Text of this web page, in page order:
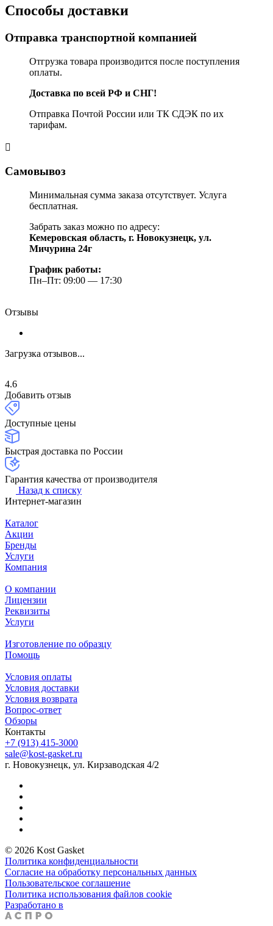
Способы доставки
Отправка транспортной компанией
Отгрузка товара производится после поступления
оплаты.
Доставка по всей РФ и СНГ!
Отправка Почтой России или ТК СДЭК по их
тарифам.
Самовывоз
Минимальная сумма заказа отсутствует. Услуга
бесплатная.
Забрать заказ можно по адресу:
Кемеровская область, г. Новокузнецк, ул.
Мичурина 24г
График работы:
Пн–Пт: 09:00 — 17:30
Отзывы
Загрузка отзывов...
4.6
Добавить отзыв
Доступные цены
Быстрая доставка по России
Гарантия качества от производителя
Назад к списку
Интернет-магазин
Каталог
Акции
Бренды
Услуги
Компания
О компании
Лицензии
Реквизиты
Услуги
Изготовление по образцу
Помощь
Условия оплаты
Условия доставки
Условия возврата
Вопрос-ответ
Обзоры
Контакты
+7 (913) 415-3000
sale@kost-gasket.ru
г. Новокузнецк, ул. Кирзаводская 4/2
© 2026 Kost Gasket
Политика конфиденциальности
Согласие на обработку персональных данных
Пользовательское соглашение
Политика использования файлов cookie
Разработано в